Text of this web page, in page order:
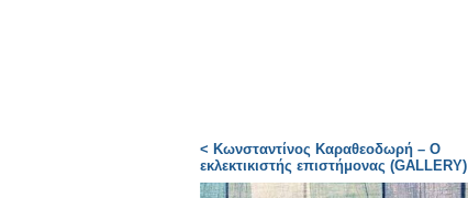
< Κωνσταντίνος Καραθεοδωρή – Ο
εκλεκτικιστής επιστήμονας (GALLERY)